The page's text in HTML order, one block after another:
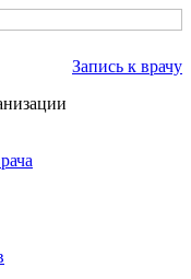
Запись к врачу